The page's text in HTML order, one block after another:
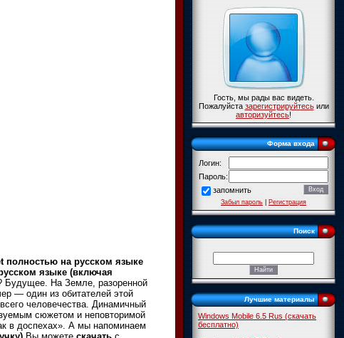
полностью на русском языке
языке (включая
Будущее. На Земле, разоренной
— один из обитателей этой
человечества. Динамичный
сюжетом и неповторимой
в доспехах». А мы напоминаем
Гость, мы рады вас видеть.
Пожалуйстазарегистрируйтесьили
авторизуйтесь!
Форма входа
Логин:
Пароль:
запомнить
Забыл пароль|Регистрация
Поиск
Лучшие материалы
Windows Mobile 6.5 Rus (скачать
бесплатно)